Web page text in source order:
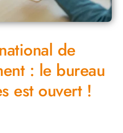
de
: le bureau
est ouvert !